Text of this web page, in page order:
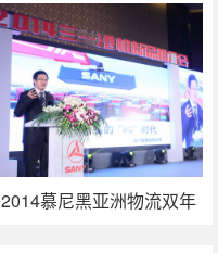
2014慕尼黑亚洲物流双年